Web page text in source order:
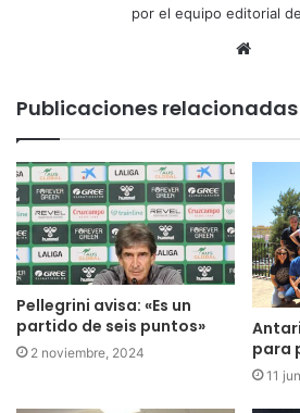
por el equipo editorial
Sitio
Publicaciones relacionadas
Pellegrini avisa: «Es un
partido de seis puntos»
2 noviembre, 2024
para
11